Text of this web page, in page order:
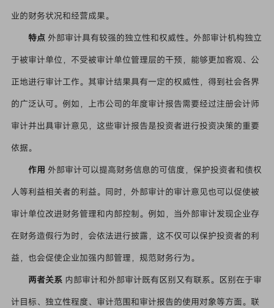
业的财务状况和经营成果。
特点外部审计具有较强的独立性和权威性。外部审计机构独立
于被审计单位，不受被审计单位管理层的干预，能够更加客观、公
正地进行审计工作。其审计结果具有一定的权威性，得到社会各界
的广泛认可。例如，上市公司的年度审计报告需要经过注册会计师
审计并出具审计意见，这些审计报告是投资者进行投资决策的重要
依据。
作用 外部审计可以提高财务信息的可信度，保护投资者和债权
人等利益相关者的利益。同时，外部审计的审计意见也可以促使被
审计单位改进财务管理和内部控制。例如，当外部审计发现企业存
在财务造假行为时，会依法进行披露，这不仅可以保护投资者的利
益，也会促使企业加强内部管理，规范财务行为。
两者关系 内部审计和外部审计既有区别又有联系。区别在于审
计目标、独立性程度、审计范围和审计报告的使用对象等方面。联